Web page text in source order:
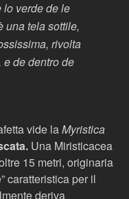
lo verde de le
una tela sottile,
rivolta
de dentro de
vide laMyristica
Una Miristicacea
15 metri, originaria
caratteristica per il
deriva